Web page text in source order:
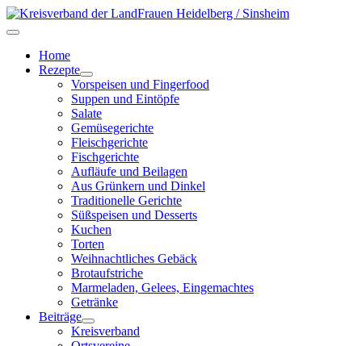
Home
Rezepte
Vorspeisen und Fingerfood
Suppen und Eintöpfe
Salate
Gemüsegerichte
Fleischgerichte
Fischgerichte
Aufläufe und Beilagen
Aus Grünkern und Dinkel
Traditionelle Gerichte
Süßspeisen und Desserts
Kuchen
Torten
Weihnachtliches Gebäck
Brotaufstriche
Marmeladen, Gelees, Eingemachtes
Getränke
Beiträge
Kreisverband